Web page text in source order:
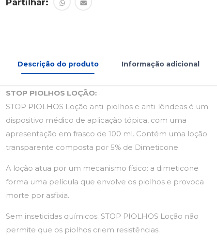
Partilhar:
Descrição do produto Informação adicional
STOP PIOLHOS LOÇÃO:
STOP PIOLHOS Loção anti-piolhos e anti-lêndeas é um
dispositivo médico de aplicação tópica, com uma
apresentação em frasco de 100 ml. Contém uma loção
transparente composta por 5% de Dimeticone.
A loção atua por um mecanismo físico: a dimeticone
forma uma película que envolve os piolhos e provoca
morte por asfixia.
Sem inseticidas químicos. STOP PIOLHOS Loção não
permite que os piolhos criem resistências.